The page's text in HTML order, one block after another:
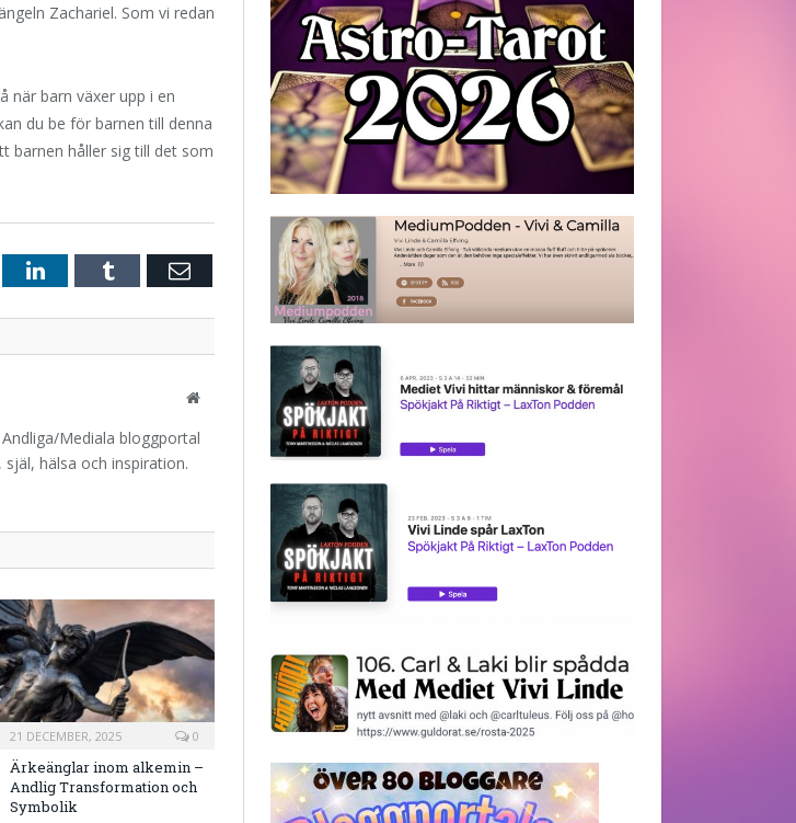
Zachariel. Som vi redan
när barn växer upp i en
du be för barnen till denna
barnen håller sig till det som
LinkedInTumblr E-
Website
Mediala bloggportal
hälsa och inspiration.
21 DECEMBER, 2025 0
Ärkeänglar inom alkemin –
Andlig Transformation och
Symbolik